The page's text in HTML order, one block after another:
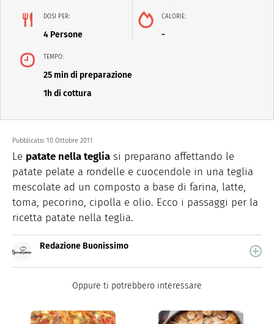
DOSI PER:
4 Persone
CALORIE:
-
TEMPO:
25 min di preparazione
1h di cottura
Pubblicato: 10 Ottobre 2011
Le patate nella teglia si preparano affettando le
patate pelate a rondelle e cuocendole in una teglia
mescolate ad un composto a base di farina, latte,
toma, pecorino, cipolla e olio. Ecco i passaggi per la
ricetta patate nella teglia.
Redazione Buonissimo
quale trovi idee veloci, facili e spiegate passo passo.
Oppure ti potrebbero interessare